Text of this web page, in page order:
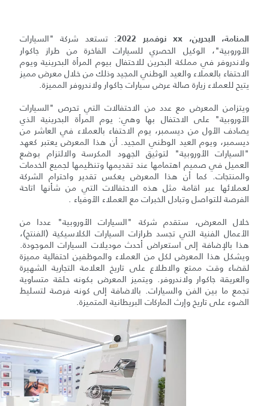
المنامة، البحرين، xx نوفمبر 2022:
تستعد شركة "السيارات
الأوروبية"، الوكيل الحصري للسيارات الفاخرة من طراز جاكوار
ولاندروفر في مملكة البحرين للاحتفال بيوم المرأة البحرينية ويوم
الاحتفاء بالعملاء والعيد الوطني المجيد وذلك من خلال معرض مميز
يتيح للعملاء زيارة صالة عرض سيارات جاكوار ولاندروفر المميزة.
ويتزامن المعرض مع عدد من الاحتفالات التي تحرص "السيارات
الأوروبية" على الاحتفال بها وهي: يوم المرأة البحرينية الذي
يصادف الأول من ديسمبر، يوم الاحتفاء بالعملاء في العاشر من
ديسمبر، ويوم العيد الوطني المجيد. أن هذا المعرض يعتبر كعهد
"السيارات الأوروبية" لتوثيق الجهود المكرسة والالتزام بوضع
العميل في صميم اهتمامها عند تقديمها وتنظيمها لجميع الخدمات
والمنتجات. كما أن هذا المعرض يعكس تقدير واحترام الشركة
لعملائها عبر اقامة مثل هذه الاحتفالات التي من شأنها اتاحة
الفرصة للتواصل وتبادل الخبرات مع العملاء الأوفياء .
خلال المعرض، ستقدم شركة "السيارات الأوروبية" عددا من
الأعمال الفنية التي تجسد طرازات السيارات الكلاسيكية (الفنتج)،
هذا بالإضافة إلى استعراض أحدث موديلات السيارات الموجودة.
ويشكل هذا المعرض لكل من العملاء والموظفين احتفالية مميزة
لقضاء وقت ممتع والاطلاع على تاريخ العلامة التجارية الشهيرة
والعريقة جاكوار ولاندروفر. ويتميز المعرض بكونه حلقة متساوية
تجمع ما بين الفن والسيارات. بالاضافة إلى كونه فرصة لتسليط
الضوء على تاريخ وإرث الماركات البريطانية المتميزة.